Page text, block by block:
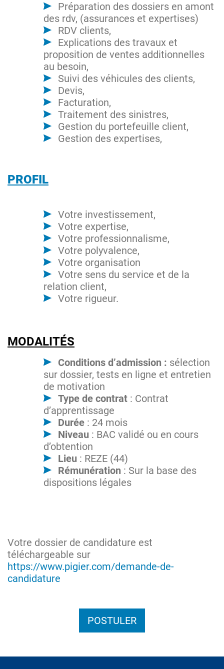
Préparation des dossiers en amont
des rdv, (assurances et expertises)
RDV clients,
Explications des travaux et
proposition de ventes additionnelles
au besoin,
Suivi des véhicules des clients,
Devis,
Facturation,
Traitement des sinistres,
Gestion du portefeuille client,
Gestion des expertises,
PROFIL
Votre investissement,
Votre expertise,
Votre professionnalisme,
Votre polyvalence,
Votre organisation
Votre sens du service et de la
relation client,
Votre rigueur.
MODALITÉS
Conditions d’admission : sélection
sur dossier, tests en ligne et entretien
de motivation
Type de contrat : Contrat
d’apprentissage
Durée : 24 mois
Niveau : BAC validé ou en cours
d’obtention
Lieu : REZE (44)
Rémunération : Sur la base des
dispositions légales
Votre dossier de candidature est
téléchargeable sur
https://www.pigier.com/demande-de-
candidature
POSTULER